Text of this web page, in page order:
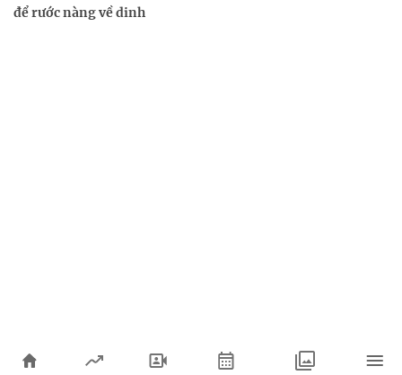
để rước nàng về dinh
Xem thêm